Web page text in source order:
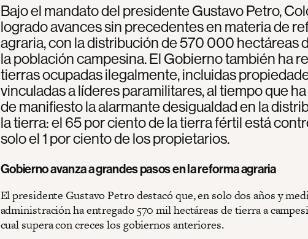
Bajo el mandato del presidente Gustavo Petro,
logrado avances sin precedentes en materia de
agraria, con la distribución de 570 000 hectáreas
la población campesina. El Gobierno también ha
tierras ocupadas ilegalmente, incluidas
vinculadas a líderes paramilitares, al tiempo que
de manifiesto la alarmante desigualdad en la
la tierra: el 65 por ciento de la tierra fértil está
solo el 1 por ciento de los propietarios.
Gobierno avanza a grandes pasos en la reforma agraria
El presidente Gustavo Petro destacó que, en solo dos años y
administración ha entregado 570 mil hectáreas de tierra a
cual supera con creces los gobiernos anteriores.